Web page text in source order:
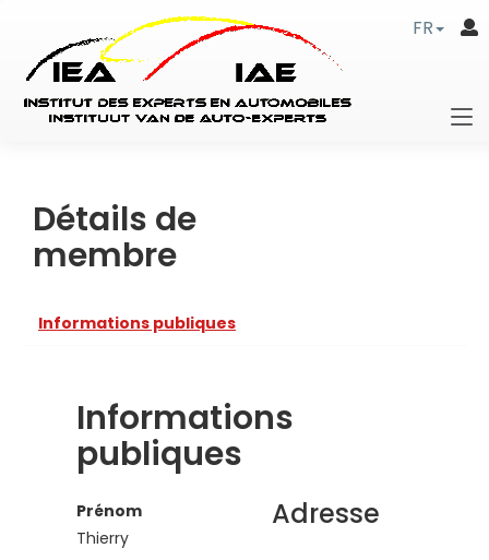
FR
Détails de
membre
Informations publiques
Informations
publiques
Prénom
Thierry
Adresse